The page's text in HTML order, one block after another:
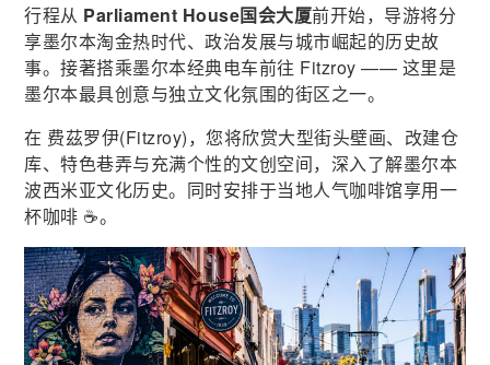
行程从 Parliament House国会大厦前开始，导游将分
享墨尔本淘金热时代、政治发展与城市崛起的历史故
事。接著搭乘墨尔本经典电车前往 Fitzroy —— 这里是
墨尔本最具创意与独立文化氛围的街区之一。
在 费茲罗伊(Fitzroy)，您将欣赏大型街头壁画、改建仓
库、特色巷弄与充满个性的文创空间，深入了解墨尔本
波西米亚文化历史。同时安排于当地人气咖啡馆享用一
杯咖啡 ☕。